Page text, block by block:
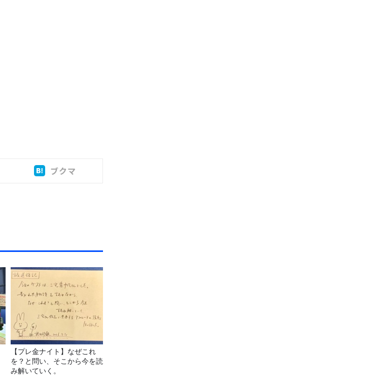
ブクマ
【プレ金ナイト】なぜこれ
を？と問い、そこから今を読
み解いていく。